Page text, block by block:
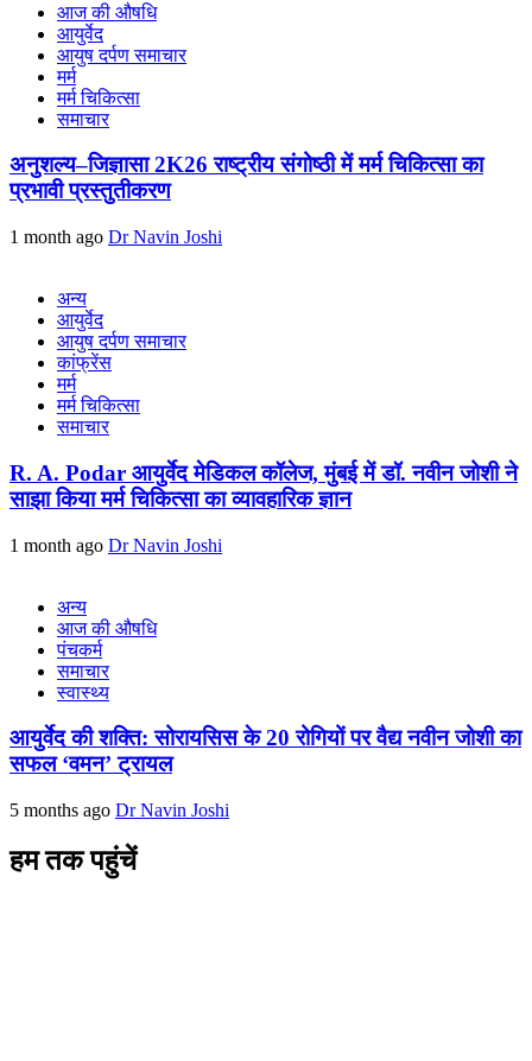
आज की औषधि
आयुर्वेद
आयुष दर्पण समाचार
मर्म
मर्म चिकित्सा
समाचार
अनुशल्य–जिज्ञासा 2K26 राष्ट्रीय संगोष्ठी में मर्म चिकित्सा का
प्रभावी प्रस्तुतीकरण
1 month ago Dr Navin Joshi
अन्य
आयुर्वेद
आयुष दर्पण समाचार
कांफ्रेंस
मर्म
मर्म चिकित्सा
समाचार
R. A. Podar आयुर्वेद मेडिकल कॉलेज, मुंबई में डॉ. नवीन जोशी ने
साझा किया मर्म चिकित्सा का व्यावहारिक ज्ञान
1 month ago Dr Navin Joshi
अन्य
आज की औषधि
पंचकर्म
समाचार
स्वास्थ्य
आयुर्वेद की शक्ति: सोरायसिस के 20 रोगियों पर वैद्य नवीन जोशी का
सफल ‘वमन’ ट्रायल
5 months ago Dr Navin Joshi
हम तक पहुंचें